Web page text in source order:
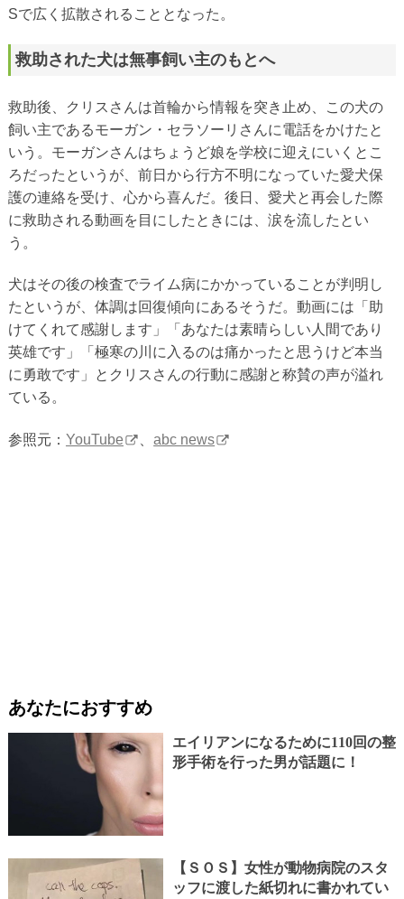
Sで広く拡散されることとなった。
救助された犬は無事飼い主のもとへ
救助後、クリスさんは首輪から情報を突き止め、この犬の
飼い主であるモーガン・セラソーリさんに電話をかけたと
いう。モーガンさんはちょうど娘を学校に迎えにいくとこ
ろだったというが、前日から行方不明になっていた愛犬保
護の連絡を受け、心から喜んだ。後日、愛犬と再会した際
に救助される動画を目にしたときには、涙を流したとい
う。
犬はその後の検査でライム病にかかっていることが判明し
たというが、体調は回復傾向にあるそうだ。動画には「助
けてくれて感謝します」「あなたは素晴らしい人間であり
英雄です」「極寒の川に入るのは痛かったと思うけど本当
に勇敢です」とクリスさんの行動に感謝と称賛の声が溢れ
ている。
参照元： YouTube 、abc news
あなたにおすすめ
エイリアンになるために110回の整
形手術を行った男が話題に！
【ＳＯＳ】女性が動物病院のスタ
ッフに渡した紙切れに書かれてい